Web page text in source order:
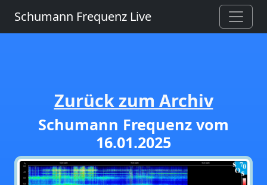
Schumann Frequenz Live
Zurück zum Archiv
Schumann Frequenz vom
16.01.2025